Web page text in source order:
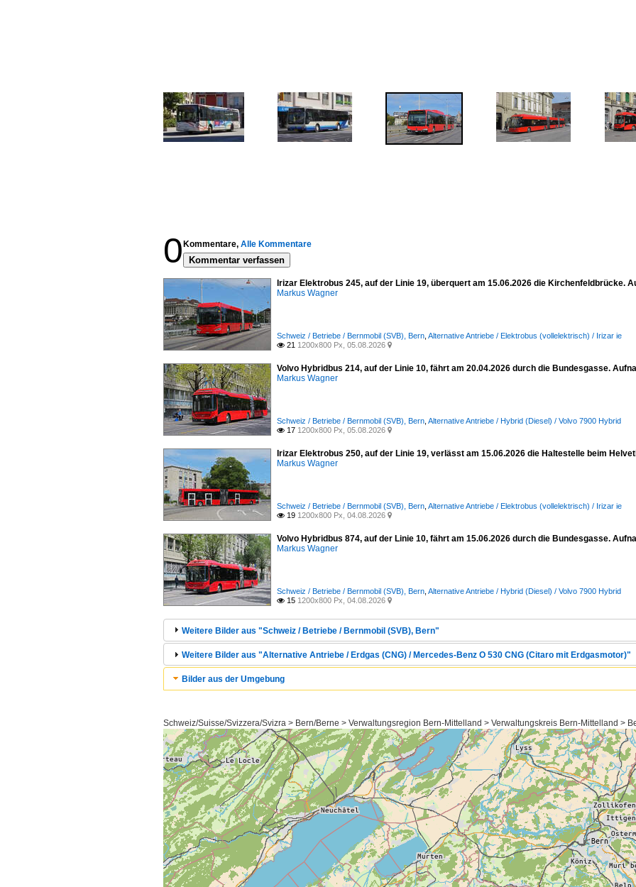
0 Kommentare, Alle Kommentare
Kommentar verfassen
Irizar Elektrobus 245, auf der Linie 19, überquert am 15.06.2026 die Kirchenfeldbrücke.
Markus Wagner
Schweiz / Betriebe / Bernmobil (SVB), Bern Alternative Antriebe / Elektrobus (vollelektrisch) / Irizar ie
 21 1200x800 Px, 05.08.2026 
Volvo Hybridbus 214, auf der Linie 10, fährt am 20.04.2026 durch die Bundesgasse.
Markus Wagner
Schweiz / Betriebe / Bernmobil (SVB), Bern Alternative Antriebe / Hybrid (Diesel) / Volvo 7900 Hybrid
 17 1200x800 Px, 05.08.2026 
Irizar Elektrobus 250, auf der Linie 19, verlässt am 15.06.2026 die Haltestelle beim
Markus Wagner
Schweiz / Betriebe / Bernmobil (SVB), Bern Alternative Antriebe / Elektrobus (vollelektrisch) / Irizar ie
 19 1200x800 Px, 04.08.2026 
Volvo Hybridbus 874, auf der Linie 10, fährt am 15.06.2026 durch die Bundesgasse.
Markus Wagner
Schweiz / Betriebe / Bernmobil (SVB), Bern Alternative Antriebe / Hybrid (Diesel) / Volvo 7900 Hybrid
 15 1200x800 Px, 04.08.2026 
Weitere Bilder aus "Schweiz / Betriebe / Bernmobil (SVB), Bern"
Weitere Bilder aus "Alternative Antriebe / Erdgas (CNG) / Mercedes-Benz O 530 CNG (Citaro mit Erdgasmotor)"
Bilder aus der Umgebung
Schweiz/Suisse/Svizzera/Svizra > Bern/Berne > Verwaltungsregion Bern-Mittelland > Verwaltungskreis Bern-Mittelland >